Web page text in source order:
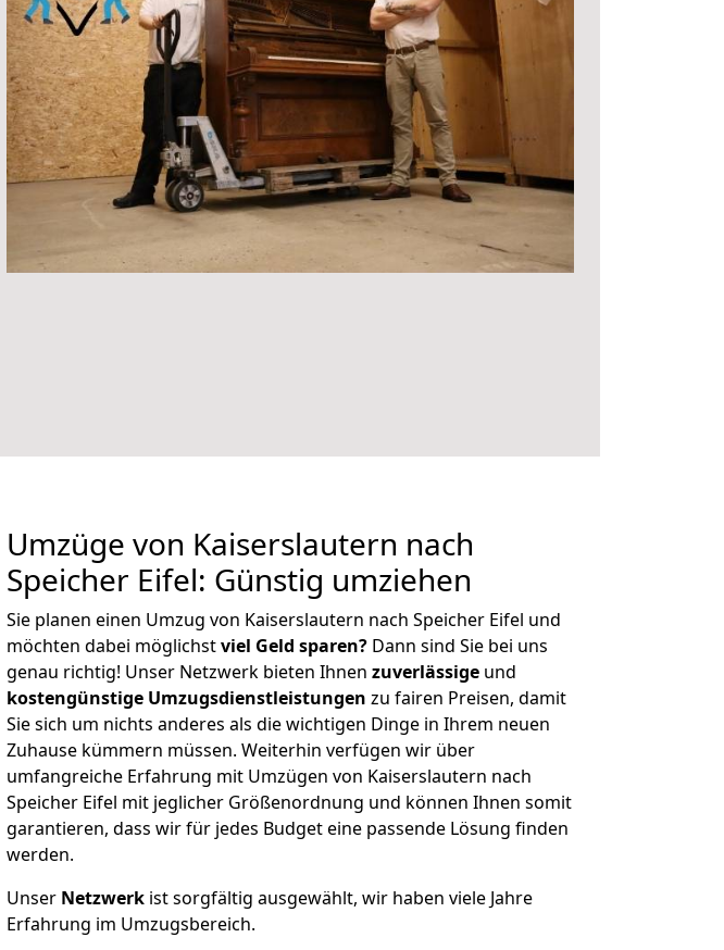
Umzüge von Kaiserslautern nach
Speicher Eifel: Günstig umziehen
Sie planen einen Umzug von Kaiserslautern nach Speicher Eifel und
möchten dabei möglichstviel Geld sparen? Dann sind Sie bei uns
genau richtig! Unser Netzwerk bieten Ihnen zuverlässige und
kostengünstige Umzugsdienstleistungen zu fairen Preisen, damit
Sie sich um nichts anderes als die wichtigen Dinge in Ihrem neuen
Zuhause kümmern müssen. Weiterhin verfügen wir über
umfangreiche Erfahrung mit Umzügen von Kaiserslautern nach
Speicher Eifel mit jeglicher Größenordnung und können Ihnen somit
garantieren, dass wir für jedes Budget eine passende Lösung finden
werden.
Unser Netzwerk ist sorgfältig ausgewählt, wir haben viele Jahre
Erfahrung im Umzugsbereich.